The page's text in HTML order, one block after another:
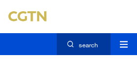
search